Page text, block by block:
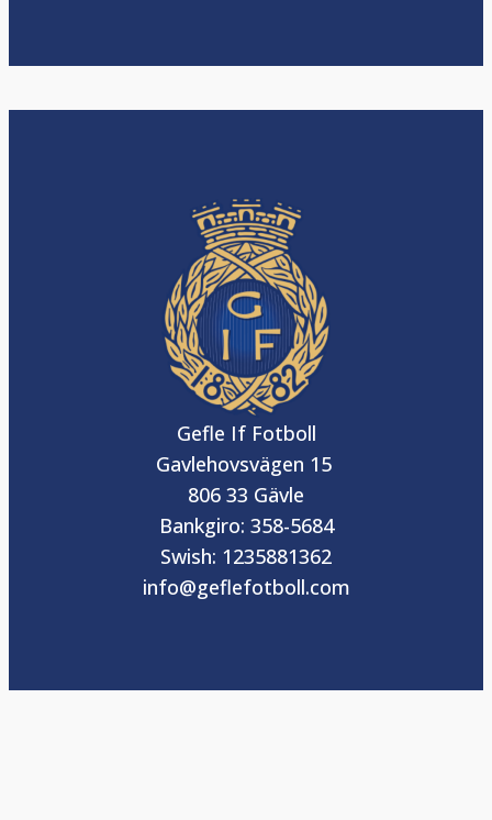
Gefle If Fotboll
Gavlehovsvägen 15
806 33 Gävle
Bankgiro: 358-5684
Swish: 1235881362
info@geflefotboll.com